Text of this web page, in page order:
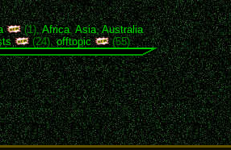
(1),Africa,Asia,Australia
(24),offtopic (55)